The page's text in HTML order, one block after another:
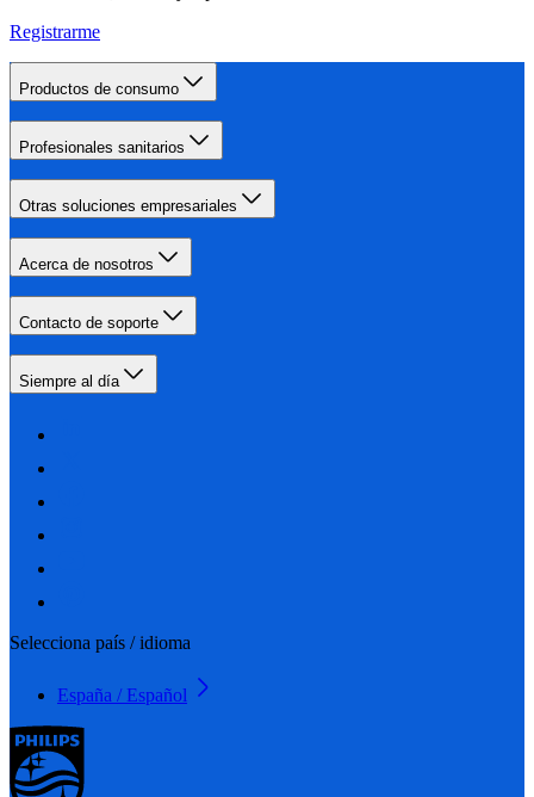
Registrarme
Productos de consumo
Profesionales sanitarios
Otras soluciones empresariales
Acerca de nosotros
Contacto de soporte
Siempre al día
Selecciona país / idioma
España / Español